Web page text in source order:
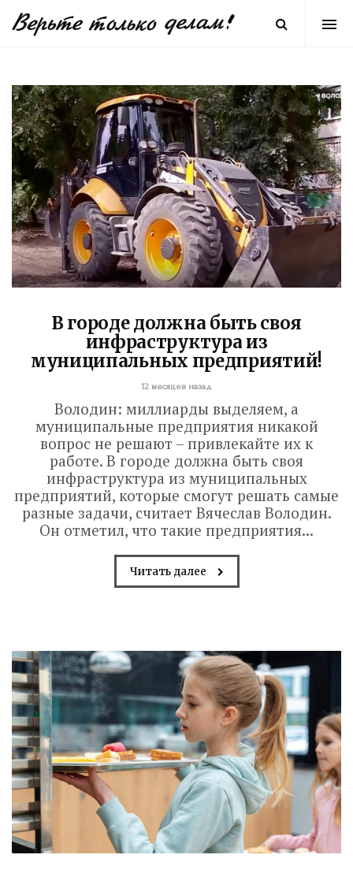
В городе должна быть своя
инфраструктура из
муниципальных предприятий!
12 месяцев назад
Володин: миллиарды выделяем, а
муниципальные предприятия никакой
вопрос не решают – привлекайте их к
работе. В городе должна быть своя
инфраструктура из муниципальных
предприятий, которые смогут решать самые
разные задачи, считает Вячеслав Володин.
Он отметил, что такие предприятия...
Читать далее